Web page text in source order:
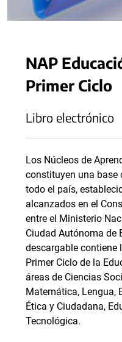
NAP
Primer Ciclo
Libro electrónico
Los Núcleos de
constituyen una base
todo el país,
alcanzados en el
entre el Ministerio
Ciudad Autónoma de
descargable contiene
Primer Ciclo de la
áreas de Ciencias
Matemática, Lengua,
Ética y Ciudadana,
Tecnológica.